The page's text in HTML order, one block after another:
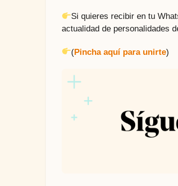
Si quieres recibir en tu
actualidad de personalidades
(Pincha aquí para unirte)